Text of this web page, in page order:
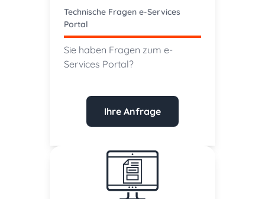
Technische Fragen e-Services
Portal
Sie haben Fragen zum e-
Services Portal?
Ihre Anfrage